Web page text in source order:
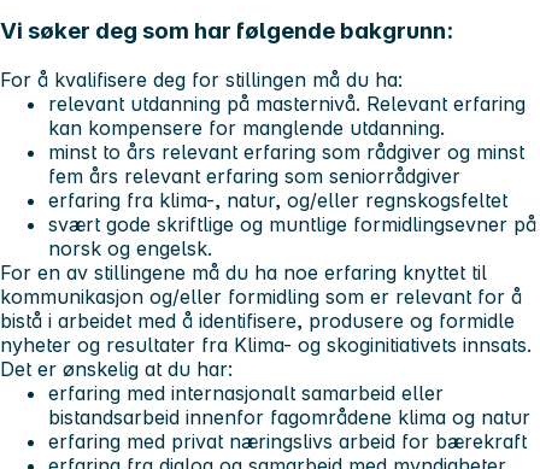
Vi søker deg som har følgende bakgrunn:
For å kvalifisere deg for stillingen må du ha:
relevant utdanning på masternivå. Relevant erfaring
kan kompensere for manglende utdanning.
minst to års relevant erfaring som rådgiver og minst
fem års relevant erfaring som seniorrådgiver
erfaring fra klima-, natur, og/eller regnskogsfeltet
svært gode skriftlige og muntlige formidlingsevner på
norsk og engelsk.
For en av stillingene må du ha noe erfaring knyttet til
kommunikasjon og/eller formidling som er relevant for å
bistå i arbeidet med å identifisere, produsere og formidle
nyheter og resultater fra Klima- og skoginitiativets innsats.
Det er ønskelig at du har:
erfaring med internasjonalt samarbeid eller
bistandsarbeid innenfor fagområdene klima og natur
erfaring med privat næringslivs arbeid for bærekraft